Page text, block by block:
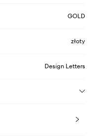
GOLD
złoty
Design Letters